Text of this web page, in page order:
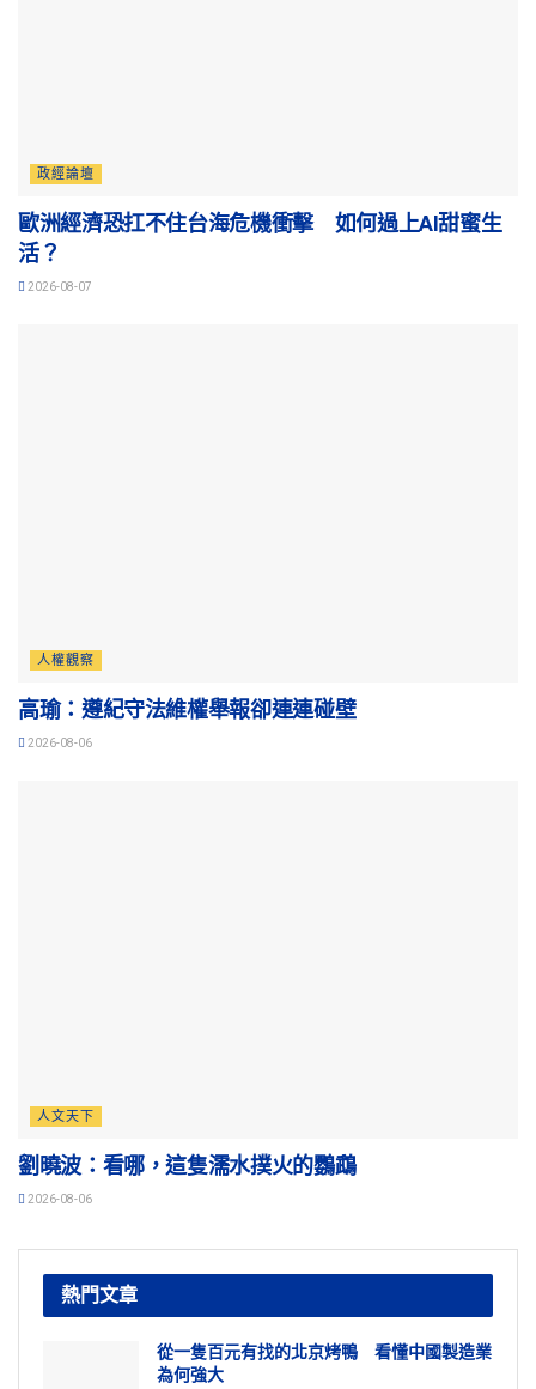
政經論壇
歐洲經濟恐扛不住台海危機衝擊 如何過上AI甜蜜生
活？
2026-08-07
人權觀察
高瑜：遵紀守法維權舉報卻連連碰壁
2026-08-06
人文天下
劉曉波：看哪，這隻濡水撲火的鸚鵡
2026-08-06
熱門文章
從一隻百元有找的北京烤鴨 看懂中國製造業
為何強大